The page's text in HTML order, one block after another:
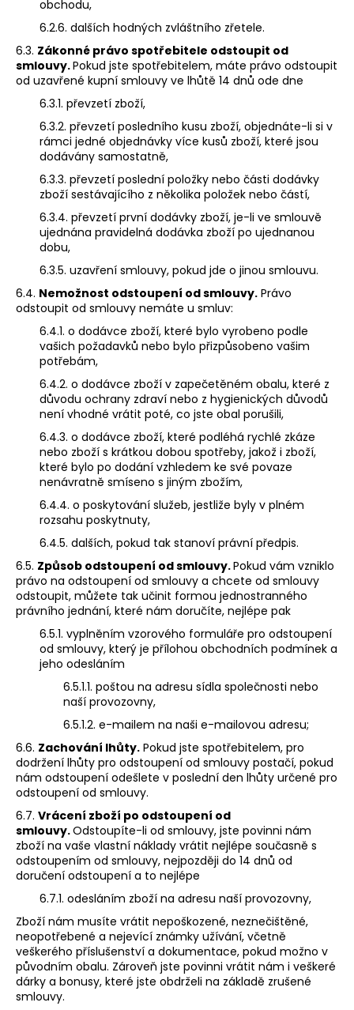
obchodu,
6.2.6. dalších hodných zvláštního zřetele.
6.3. Zákonné právo spotřebitele odstoupit od
smlouvy.Pokud jste spotřebitelem, máte právo odstoupit
od uzavřené kupní smlouvy ve lhůtě 14 dnů ode dne
6.3.1. převzetí zboží,
6.3.2. převzetí posledního kusu zboží, objednáte-li si v
rámci jedné objednávky více kusů zboží, které jsou
dodávány samostatně,
6.3.3. převzetí poslední položky nebo části dodávky
zboží sestávajícího z několika položek nebo částí,
6.3.4. převzetí první dodávky zboží, je-li ve smlouvě
ujednána pravidelná dodávka zboží po ujednanou
dobu,
6.3.5. uzavření smlouvy, pokud jde o jinou smlouvu.
6.4. Nemožnost odstoupení od smlouvy. Právo
odstoupit od smlouvy nemáte u smluv:
6.4.1. o dodávce zboží, které bylo vyrobeno podle
vašich požadavků nebo bylo přizpůsobeno vašim
potřebám,
6.4.2. o dodávce zboží v zapečetěném obalu, které z
důvodu ochrany zdraví nebo z hygienických důvodů
není vhodné vrátit poté, co jste obal porušili,
6.4.3. o dodávce zboží, které podléhá rychlé zkáze
nebo zboží s krátkou dobou spotřeby, jakož i zboží,
které bylo po dodání vzhledem ke své povaze
nenávratně smíseno s jiným zbožím,
6.4.4. o poskytování služeb, jestliže byly v plném
rozsahu poskytnuty,
6.4.5. dalších, pokud tak stanoví právní předpis.
6.5. Způsob odstoupení od smlouvy.Pokud vám vzniklo
právo na odstoupení od smlouvy a chcete od smlouvy
odstoupit, můžete tak učinit formou jednostranného
právního jednání, které nám doručíte, nejlépe pak
6.5.1. vyplněním vzorového formuláře pro odstoupení
od smlouvy, který je přílohou obchodních podmínek a
jeho odesláním
6.5.1.1. poštou na adresu sídla společnosti nebo
naší provozovny,
6.5.1.2. e-mailem na naši e-mailovou adresu;
6.6. Zachování lhůty. Pokud jste spotřebitelem, pro
dodržení lhůty pro odstoupení od smlouvy postačí, pokud
nám odstoupení odešlete v poslední den lhůty určené pro
odstoupení od smlouvy.
6.7. Vrácení zboží po odstoupení od
smlouvy.Odstoupíte-li od smlouvy, jste povinni nám
zboží na vaše vlastní náklady vrátit nejlépe současně s
odstoupením od smlouvy, nejpozději do 14 dnů od
doručení odstoupení a to nejlépe
6.7.1. odesláním zboží na adresu naší provozovny,
Zboží nám musíte vrátit nepoškozené, neznečištěné,
neopotřebené a nejevící známky užívání, včetně
veškerého příslušenství a dokumentace, pokud možno v
původním obalu. Zároveň jste povinni vrátit nám i veškeré
dárky a bonusy, které jste obdrželi na základě zrušené
smlouvy.